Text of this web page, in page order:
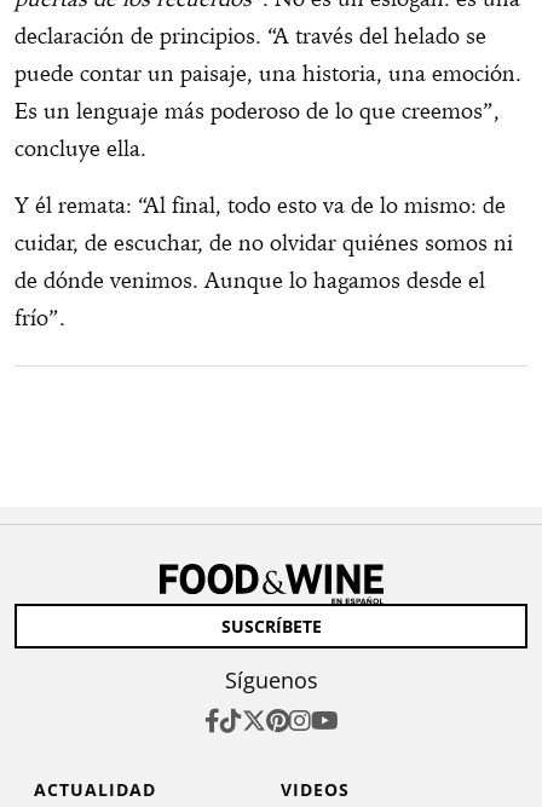
declaración de principios. “A través del helado se
puede contar un paisaje, una historia, una emoción.
Es un lenguaje más poderoso de lo que creemos”,
concluye ella.
Y él remata: “Al final, todo esto va de lo mismo: de
cuidar, de escuchar, de no olvidar quiénes somos ni
de dónde venimos. Aunque lo hagamos desde el
frío”.
SUSCRÍBETE
Síguenos
ACTUALIDAD VIDEOS